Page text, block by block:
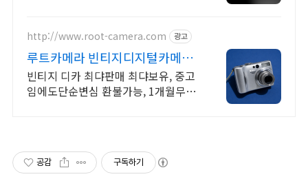
품 업로드
http://www.root-camera.com 광고
루트카메라 빈티지디지털카메라
빈티지 디카 디지털카메라
빈티지 디카 최댜판매 최댜보유, 중고
임에도단순변심 환불가능, 1개월무상
공감 구독하기